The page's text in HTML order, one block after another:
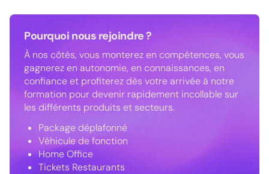
Pourquoi nous rejoindre ?
À nos côtés, vous monterez en compétences, vous
gagnerez en autonomie, en connaissances, en
confiance et profiterez dès votre arrivée à notre
formation pour devenir rapidement incollable sur
les différents produits et secteurs.
Package déplafonné
Véhicule de fonction
Home Office
Tickets Restaurants